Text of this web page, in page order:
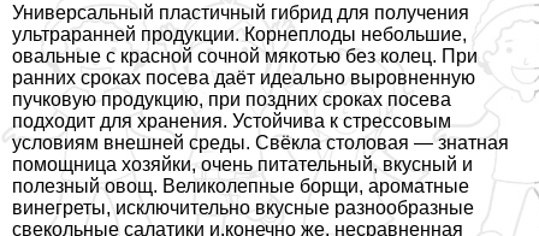
Универсальный пластичный гибрид для получения
ультраранней продукции. Корнеплоды небольшие,
овальные с красной сочной мякотью без колец. При
ранних сроках посева даёт идеально выровненную
пучковую продукцию, при поздних сроках посева
подходит для хранения. Устойчива к стрессовым
условиям внешней среды. Свёкла столовая — знатная
помощница хозяйки, очень питательный, вкусный и
полезный овощ. Великолепные борщи, ароматные
винегреты, исключительно вкусные разнообразные
свекольные салатики и,конечно же, несравненная